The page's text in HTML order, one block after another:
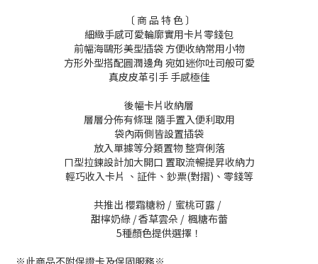
〔 商 品 特 色 〕
細緻手感可愛輪廓實用卡片零錢包
前幅海鷗形美型插袋 方便收納常用小物
方形外型搭配圓潤邊角 宛如迷你吐司般可愛
真皮皮革引手 手感極佳
後幅卡片收納層
層層分佈有條理 隨手置入便利取用
袋內兩側皆設置插袋
放入單據等分類置物 整齊俐落
ㄇ型拉鍊設計加大開口 置取流暢提昇收納力
輕巧收入卡片 、証件、鈔票(對摺)、零錢等
共推出 櫻霜糖粉 / 蜜桃可露 /
甜檸奶綠 / 香草雲朵 / 楓糖布蕾
5種顏色提供選擇！